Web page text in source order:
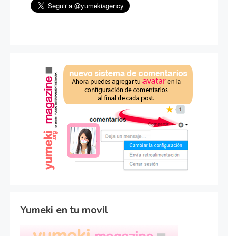
Yumeki en tu movil